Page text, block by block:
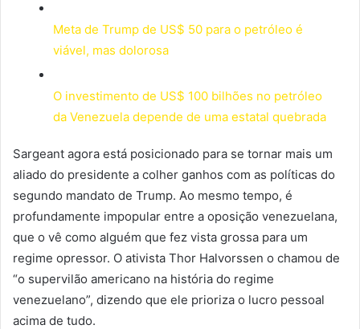
Meta de Trump de US$ 50 para o petróleo é
viável, mas dolorosa
O investimento de US$ 100 bilhões no petróleo
da Venezuela depende de uma estatal quebrada
Sargeant agora está posicionado para se tornar mais um
aliado do presidente a colher ganhos com as políticas do
segundo mandato de Trump. Ao mesmo tempo, é
profundamente impopular entre a oposição venezuelana,
que o vê como alguém que fez vista grossa para um
regime opressor. O ativista Thor Halvorssen o chamou de
“o supervilão americano na história do regime
venezuelano”, dizendo que ele prioriza o lucro pessoal
acima de tudo.